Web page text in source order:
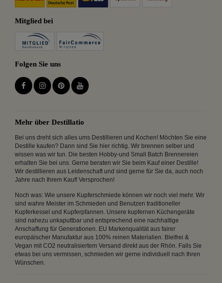
Mitglied bei
Folgen Sie uns
Mehr über Destillatio
Bei uns dreht sich alles ums Destillieren und Kochen! Möchten Sie eine
Destille kaufen? Dann sind Sie hier richtig. Wir brennen selber und
wissen was wir tun. Die besten Hobby-und Small Batch Brennereien
erhalten Sie bei uns. Gerne beraten wir Sie beim Kauf einer Destille!
Wir destillieren aus Leidenschaft und sind gerne für Sie da, auch noch
Jahre nach Ihrem Kauf! Versprochen!
Noch was: Wie unsere Kupferschmiede können wir noch viel mehr. Wir
sind wahre Meister im Schmieden und Benutzen traditioneller
Kupferkessel und Kupferpfannen. Unsere kupfernen Küchengeräte
sind nahezu unkaputtbar und entsprechend eine nachhaltige
Anschaffung für Generationen. EU Markenqualität aus fairer
europäischer Manufaktur aus 100% reinen Materialien. Bleifrei &
Vegan mit CO2 neutralisiertem Versand direkt aus der Rhön. Falls Sie
etwas bei uns vermissen, schmieden wir gerne individuell nach Ihren
Wünschen.